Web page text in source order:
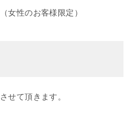
女性のお客様限定）
せて頂きます。